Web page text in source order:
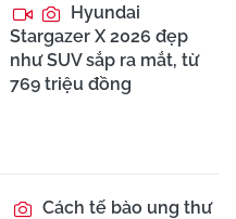
Hyundai
Stargazer X 2026 đẹp
như SUV sắp ra mắt, từ
769 triệu đồng
Cách tế bào ung thư